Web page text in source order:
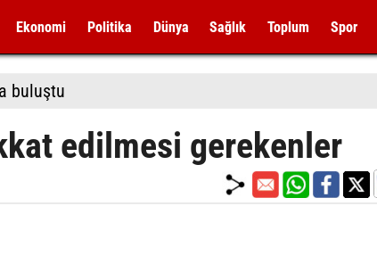
Ekonomi Politika Dünya Sağlık Toplum Spor
buluştu
edilmesi gerekenler